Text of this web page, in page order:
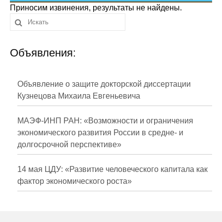
Сотрудники
Отчетность
Противодействие коррупции
Публикации
Научная жизнь
Издания
Проблемы прогнозирования
О журнале
Приносим извинения, результаты не найдены.
Объявления:
Объявление о защите докторской диссертации
Кузнецова Михаила Евгеньевича
МАЭФ-ИНП РАН: «Возможности и ограничения
экономического развития России в средне- и
долгосрочной перспективе»
14 мая ЦДУ: «Развитие человеческого капитала как
фактор экономического роста»